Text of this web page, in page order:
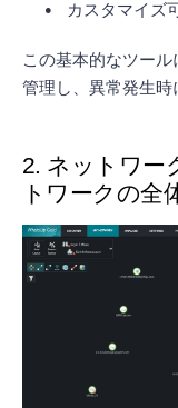
カスタマイズ
この基本的なツー
管理し、異常発生時
2. ネットワー
トワークの全